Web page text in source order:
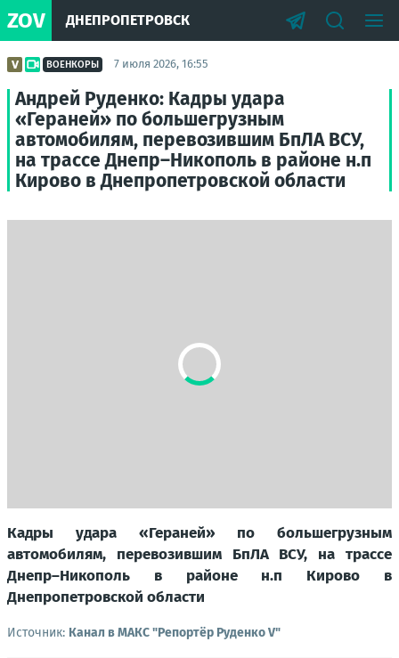
ZOV ДНЕПРОПЕТРОВСК
ВОЕНКОРЫ 7 июля 2026, 16:55
Андрей Руденко: Кадры удара
«Гераней» по большегрузным
автомобилям, перевозившим БпЛА ВСУ,
на трассе Днепр–Никополь в районе н.п
Кирово в Днепропетровской области
Кадры удара «Гераней» по большегрузным
автомобилям, перевозившим БпЛА ВСУ, на трассе
Днепр–Никополь в районе н.п Кирово в
Днепропетровской области
Источник: Канал в МАКС "Репортёр Руденко V"